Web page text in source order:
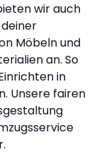
wir auch
Möbeln und
an. So
in
Unsere fairen